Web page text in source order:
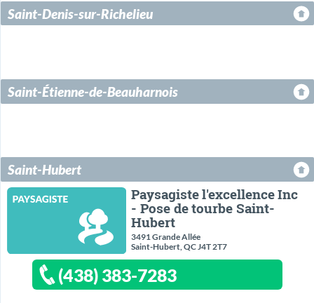
Saint-Denis-sur-Richelieu
Saint-Étienne-de-Beauharnois
Saint-Hubert
Paysagiste l'excellence Inc
- Pose de tourbe Saint-
Hubert
3491 Grande Allée
Saint-Hubert, QC J4T 2T7
(438) 383-7283